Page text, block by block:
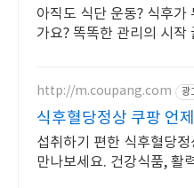
섬균
아직도 식단 운동? 식후가
가요? 똑똑한 관리의 시작
http://m.coupang.com 광
식후혈당정상 쿠팡 언
섭취하기 편한 식후혈당
만나보세요. 건강식품, 활